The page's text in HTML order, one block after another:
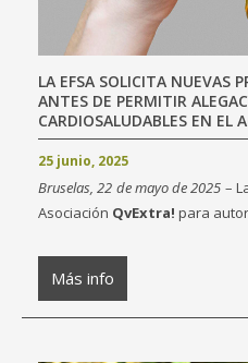
LA EFSA SOLICITA NUEVAS
ANTES DE PERMITIR
CARDIOSALUDABLES EN EL
25 junio, 2025
Bruselas, 22 de mayo de 2025 –
Asociación QvExtra! para
Más info